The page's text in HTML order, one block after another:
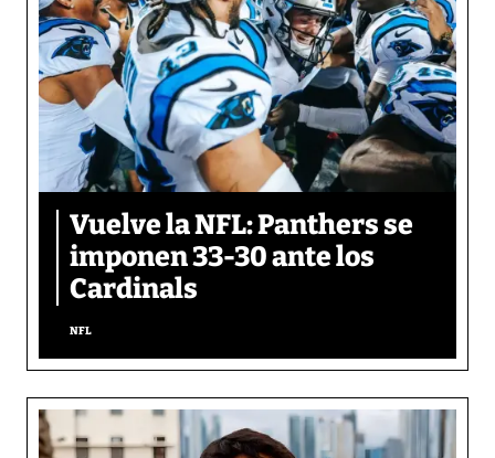
Vuelve la NFL: Panthers se
imponen 33-30 ante los
Cardinals
NFL